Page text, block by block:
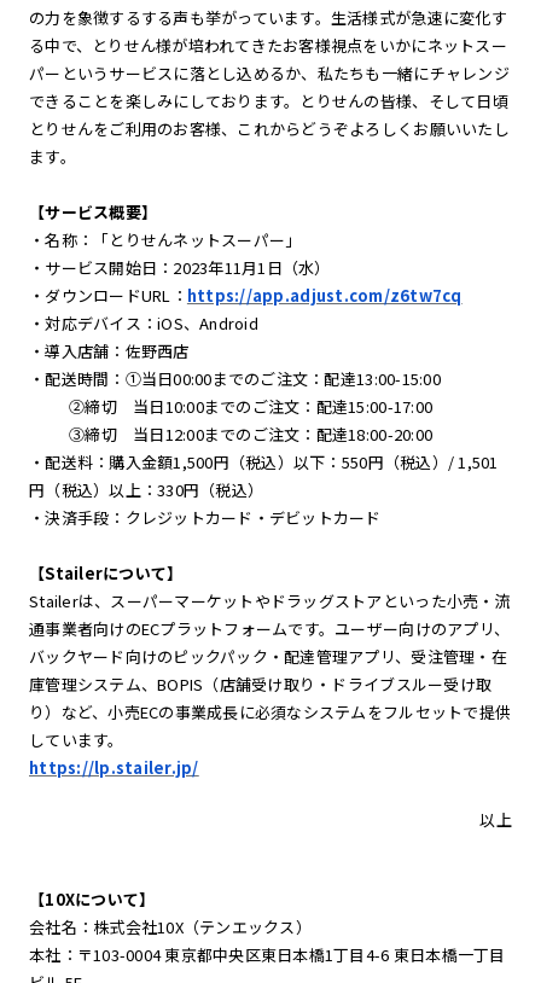
の力を象徴するする声も挙がっています。生活様式が急速に変化す
る中で、とりせん様が培われてきたお客様視点をいかにネットスー
パーというサービスに落とし込めるか、私たちも一緒にチャレンジ
できることを楽しみにしております。とりせんの皆様、そして日頃
とりせんをご利用のお客様、これからどうぞよろしくお願いいたし
ます。
【サービス概要】
・名称：「とりせんネットスーパー」
・サービス開始日：2023年11月1日（水）
・ダウンロードURL： https://app.adjust.com/z6tw7cq
・対応デバイス：iOS、Android
・導入店舗：佐野西店
・配送時間：①当日00:00までのご注文：配達13:00-15:00
②締切 当日10:00までのご注文：配達15:00-17:00
③締切 当日12:00までのご注文：配達18:00-20:00
・配送料：購入金額1,500円（税込）以下：550円（税込）/ 1,501
円（税込）以上：330円（税込）
・決済手段：クレジットカード・デビットカード
【Stailerについて】
Stailerは、スーパーマーケットやドラッグストアといった小売・流
通事業者向けのECプラットフォームです。ユーザー向けのアプリ、
バックヤード向けのピックパック・配達管理アプリ、受注管理・在
庫管理システム、BOPIS（店舗受け取り・ドライブスルー受け取
り）など、小売ECの事業成長に必須なシステムをフルセットで提供
しています。
https://lp.stailer.jp/
以上
【10Xについて】
会社名：株式会社10X（テンエックス）
本社：〒103-0004 東京都中央区東日本橋1丁目4-6 東日本橋一丁目